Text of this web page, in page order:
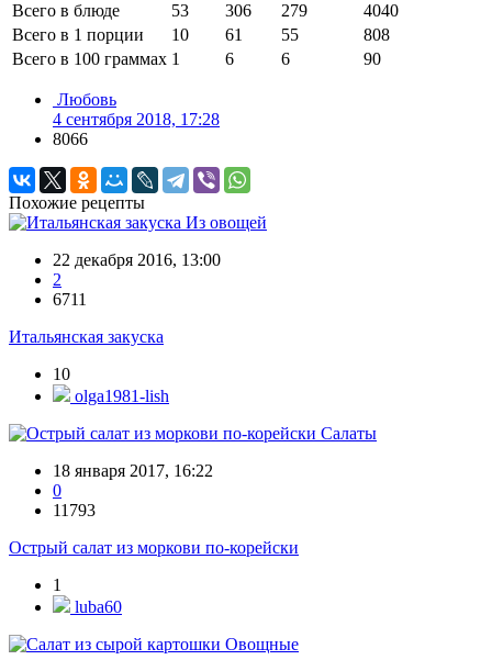
Всего в блюде
53 306 279
4040
Всего в 1 порции
10 61 55
808
Всего в 100 граммах 1 6 6 90
Любовь
4 сентября 2018, 17:28
8066
Похожие рецепты
Из овощей
22 декабря 2016, 13:00
2
6711
Итальянская закуска
10
olga1981-lish
Салаты
18 января 2017, 16:22
0
11793
Острый салат из моркови по-корейски
1
luba60
Овощные